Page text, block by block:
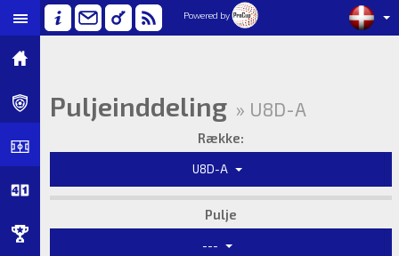
Powered by
Puljeinddeling » U8D-A
Række:
U8D-A
Pulje
---